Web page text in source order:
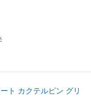
ト カクテルピン グリ